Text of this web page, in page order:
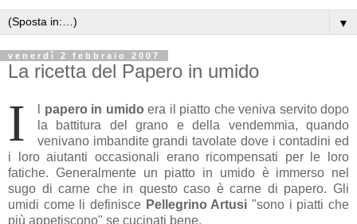
▼
venerdì 2 febbraio 2007
La ricetta del Papero in umido
I papero in umido era il piatto che veniva servito dopo
la battitura del grano e della vendemmia, quando
venivano imbandite grandi tavolate dove i contadini ed
i loro aiutanti occasionali erano ricompensati per le loro
fatiche. Generalmente un piatto in umido è immerso nel
sugo di carne che in questo caso è carne di papero. Gli
umidi come li definisce Pellegrino Artusi "sono i piatti che
più appetiscono" se cucinati bene.